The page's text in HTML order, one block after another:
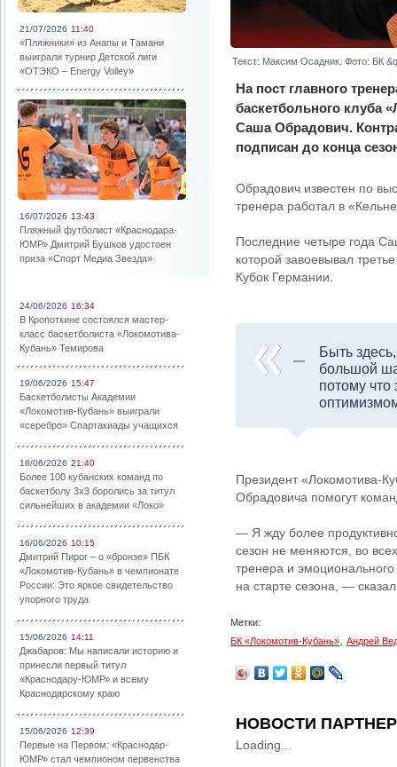
21/07/2026 11:40
«Пляжники» из Анапы и Тамани
выиграли турнир Детской лиги
«ОТЭКО – Energy Volley»
16/07/2026 13:43
Пляжный футболист «Краснодара-
ЮМР» Дмитрий Бушков удостоен
приза «Спорт Медиа Звезда»
24/06/2026 16:34
В Кропоткине состоялся мастер-
класс баскетболиста «Локомотива-
Кубань» Темирова
19/06/2026 15:47
Баскетболисты Академии
«Локомотив-Кубань» выиграли
«серебро» Спартакиады учащихся
18/06/2026 21:40
Более 100 кубанских команд по
баскетболу 3х3 боролись за титул
сильнейших в академии «Локо»
16/06/2026 10:15
Дмитрий Пирог – о «бронзе» ПБК
«Локомотив-Кубань» в чемпионате
России: Это яркое свидетельство
упорного труда
15/06/2026 14:11
Джабаров: Мы написали историю и
принесли первый титул
«Краснодару-ЮМР» и всему
Краснодарскому краю
15/06/2026 12:39
Первые на Первом: «Краснодар-
ЮМР» стал чемпионом первенства
Текст: Максим Осадник. Фото: БК
На пост главного
баскетбольного клуба
Саша Обрадович.
подписан до конца
Обрадович известен по
тренера работал в
Последние четыре года
которой завоевывал
Кубок Германии.
Быть
большой
потому
Президент «Локомотива-
Обрадовича помогут
— Я жду более
сезон не меняются, во
тренера и
на старте сезона, —
Метки:
БК «Локомотив-Кубань»
Андрей
НОВОСТИ
Loading...